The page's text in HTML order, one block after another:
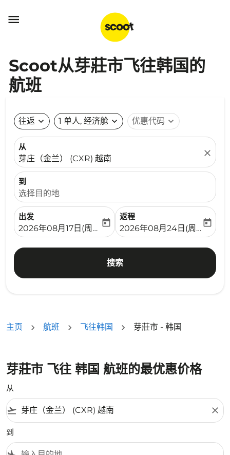

Scoot从芽莊市飞往韩国的
航班
往返 expand_more 1 单人, 经济舱 expand_more 优惠代码 expand_more
从
芽庄（金兰） (CXR) 越南
close
到
选择目的地
出发
fc-booking-departure-date-aria-label
2026年08月17日(周一)
today
返程
fc-booking-return-date-
2026年08月24日(周一)
today
搜索
主页 航班 飞往韩国 芽莊市 - 韩国
芽莊市 飞往 韩国 航班的最优惠价格
从
flight_takeoff close
到